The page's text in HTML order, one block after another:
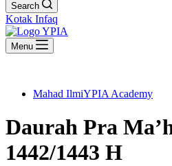
Search
Kotak Infaq
Menu
Mahad IlmiYPIA Academy
Daurah Pra
1442/1443 H